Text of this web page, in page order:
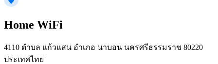
Home WiFi
4110 ตำบล แก้วแสน อำเภอ นาบอน นครศรีธรรมราช 80220
ประเทศไทย